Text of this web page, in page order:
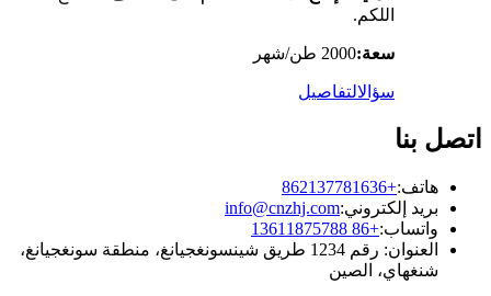
اللكم.
سعة:2000 طن/شهر
سؤالالتفاصيل
اتصل بنا
هاتف:+862137781636
بريد إلكتروني:info@cnzhj.com
واتساب:+86 13611875788
العنوان: رقم 1234 طريق شينسونغجيانغ، منطقة سونغجيانغ،
شنغهاي، الصين